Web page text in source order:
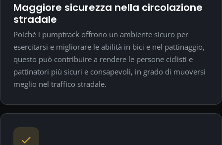
Maggiore sicurezza nella circolazione
stradale
Poiché i pumptrack offrono un ambiente sicuro per
esercitarsi e migliorare le abilità in bici e nel pattinaggio,
questo può contribuire a rendere le persone ciclisti e
pattinatori più sicuri e consapevoli, in grado di muoversi
meglio nel traffico stradale.